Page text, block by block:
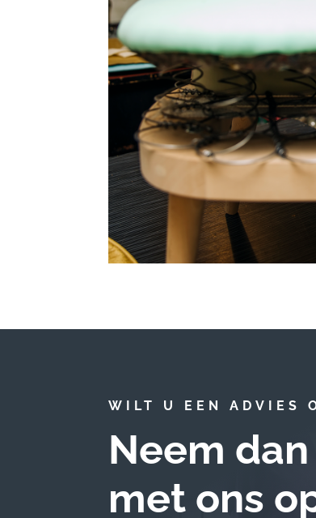
WILT U EEN ADVIES
Neem
met ons